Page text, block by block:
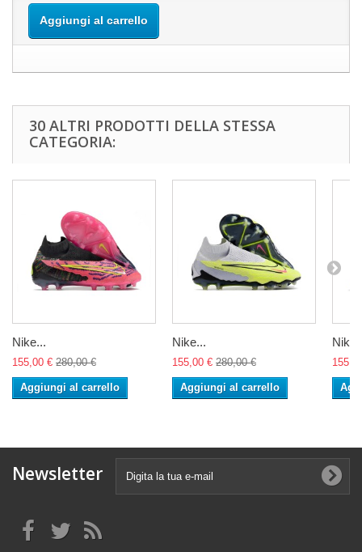
Aggiungi al carrello
30 ALTRI PRODOTTI DELLA STESSA
CATEGORIA:
Nike...
155,00 € 280,00 €
Aggiungi al carrello
Nike...
155,00 € 280,00 €
Aggiungi al carrello
Newsletter